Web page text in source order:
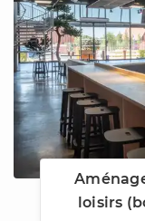
loisirs